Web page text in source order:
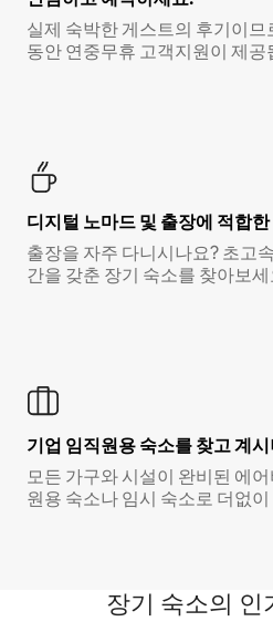
실제 숙박한 게스트의 후기이므
동안 연중무휴 고객지원이 제공
디지털 노마드 및 출장에 적합
출장을 자주 다니시나요? 초고
간을 갖춘 장기 숙소를 찾아보세
기업 임직원용 숙소를 찾고 계
모든 가구와 시설이 완비된 에
원용 숙소나 임시 숙소로 더없
장기 숙소의 인